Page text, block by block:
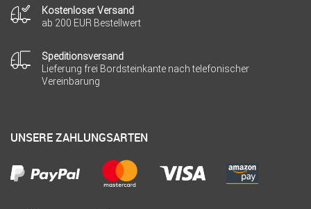
Kostenloser Versand
ab 200 EUR Bestellwert
Speditionsversand
Lieferung frei Bordsteinkante nach telefonischer
Vereinbarung
UNSERE ZAHLUNGSARTEN